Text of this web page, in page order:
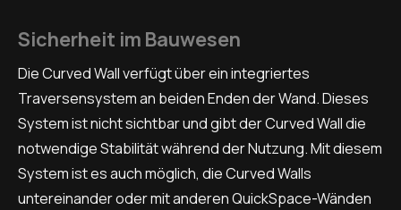
Sicherheit im Bauwesen
Die Curved Wall verfügt über ein integriertes
Traversensystem an beiden Enden der Wand. Dieses
System ist nicht sichtbar und gibt der Curved Wall die
notwendige Stabilität während der Nutzung. Mit diesem
System ist es auch möglich, die Curved Walls
untereinander oder mit anderen QuickSpace-Wänden